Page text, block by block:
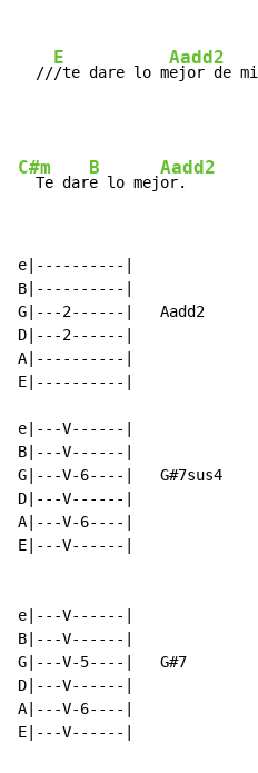
  //
E
/te dare lo m
Aadd2
ejor de mi
C#m
  Te dar
B
e lo mej
Aadd2
e|----------|
B|----------|
G|---2------|   Aadd2
D|---2------|
A|----------|
E|----------|
e|---V------|
B|---V------|
G|---V-6----|   G#7sus4
D|---V------|
A|---V-6----|
E|---V------|
e|---V------|
B|---V------|
G|---V-5----|   G#7
D|---V------|
A|---V-6----|
E|---V------|